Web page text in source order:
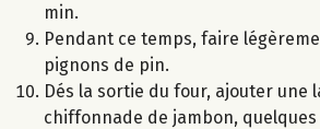
min.
Pendant ce temps, faire
pignons de pin.
Dés la sortie du four, ajouter une
chiffonnade de jambon,